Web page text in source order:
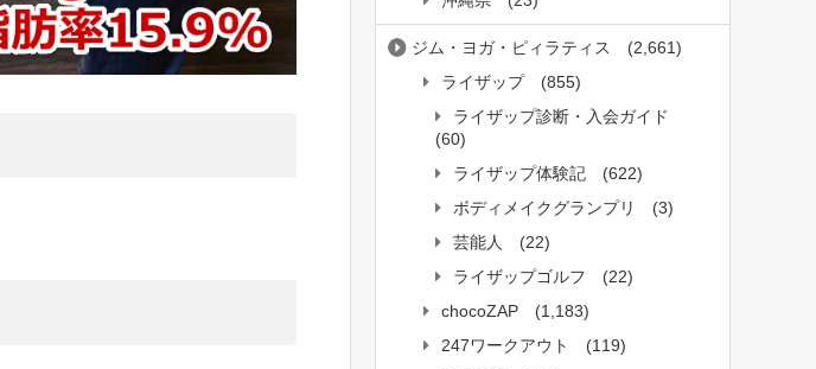
ジム・ヨガ・ピィラティス
(2,661)
ライザップ
(855)
ライザップ診断・入会ガイド
(60)
ライザップ体験記
(622)
ボディメイクグランプリ
(3)
芸能人
(22)
ライザップゴルフ
(22)
chocoZAP
(1,183)
247ワークアウト
(119)